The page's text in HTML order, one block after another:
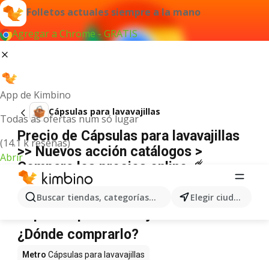
Folletos actuales siempre a la mano
Agregar a Chrome - GRATIS
App de Kimbino
Todas as ofertas num só lugar
(14.1 k reseñas)
Abrir
Buscar tiendas, categorías, productos... Elegir ciudad
Cápsulas para lavavajillas
Precio de Cápsulas para lavavajillas
>> Nuevos acción catálogos >
Compara los precios online ☄️
No hemos encontrado resultados para este
término.
¿Dónde comprarlo?
Metro Cápsulas para lavavajillas